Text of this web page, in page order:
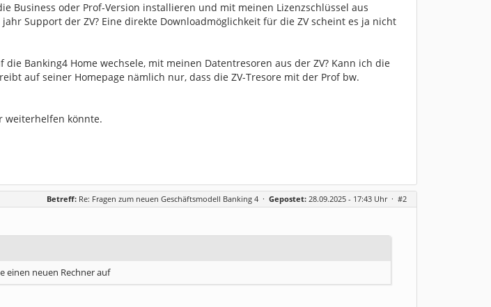
Business oder Prof-Version installieren und mit meinen Lizenzschlüssel aus
Support der ZV? Eine direkte Downloadmöglichkeit für die ZV scheint es ja nicht
Banking4 Home wechsele, mit meinen Datentresoren aus der ZV? Kann ich die
auf seiner Homepage nämlich nur, dass die ZV-Tresore mit der Prof bw.
weiterhelfen könnte.
Betreff: Re: Fragen zum neuen Geschäftsmodell Banking 4 · Gepostet: 28.09.2025 - 17:43 Uhr · #2
einen neuen Rechner auf